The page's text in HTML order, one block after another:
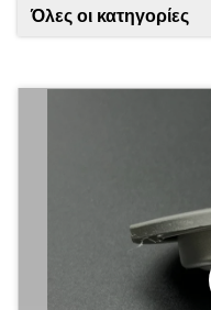
Όλες οι κατηγορίες